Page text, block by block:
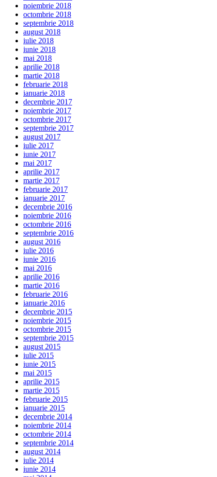
noiembrie 2018
octombrie 2018
septembrie 2018
august 2018
iulie 2018
iunie 2018
mai 2018
aprilie 2018
martie 2018
februarie 2018
ianuarie 2018
decembrie 2017
noiembrie 2017
octombrie 2017
septembrie 2017
august 2017
iulie 2017
iunie 2017
mai 2017
aprilie 2017
martie 2017
februarie 2017
ianuarie 2017
decembrie 2016
noiembrie 2016
octombrie 2016
septembrie 2016
august 2016
iulie 2016
iunie 2016
mai 2016
aprilie 2016
martie 2016
februarie 2016
ianuarie 2016
decembrie 2015
noiembrie 2015
octombrie 2015
septembrie 2015
august 2015
iulie 2015
iunie 2015
mai 2015
aprilie 2015
martie 2015
februarie 2015
ianuarie 2015
decembrie 2014
noiembrie 2014
octombrie 2014
septembrie 2014
august 2014
iulie 2014
iunie 2014